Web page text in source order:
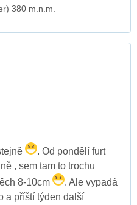
380 m.n.m.
. Od pondělí furt
, sem tam to trochu
8-10cm
. Ale vypadá
a příští týden další